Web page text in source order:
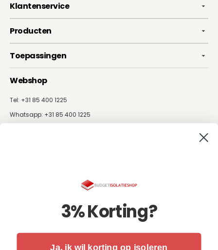
Klantenservice
Producten
Toepassingen
Webshop
Tel: +31 85 400 1225
Whatsapp: +31 85 400 1225
BTW NL: NL852480477B01
3% Korting?
Ja, ik wil korting op isoleren